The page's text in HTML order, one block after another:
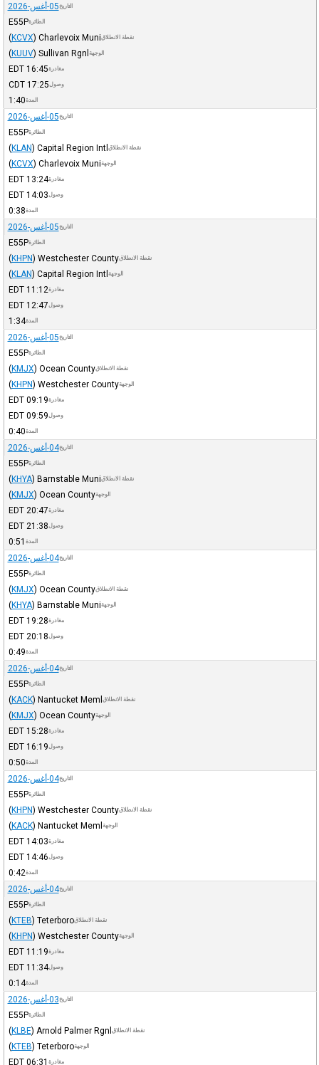
التاريخ05-أغس-2026
الطائرةE55P
نقطة الانطلاقCharlevoix Muni
(KCVX)
الوجهة Sullivan Rgnl
(KUUV)
مغادرة16:45
EDT
وصول 17:25
CDT
المدة1:40
التاريخ05-أغس-2026
الطائرةE55P
نقطة الانطلاق Capital Region Intl
(KLAN)
الوجهةCharlevoix Muni
(KCVX)
مغادرة13:24
EDT
وصول 14:03
EDT
المدة0:38
التاريخ05-أغس-2026
الطائرةE55P
نقطة الانطلاقWestchester County
(KHPN)
الوجهة Capital Region Intl
(KLAN)
مغادرة11:12
EDT
وصول 12:47
EDT
المدة1:34
التاريخ05-أغس-2026
الطائرةE55P
نقطة الانطلاقOcean County
(KMJX)
الوجهةWestchester County
(KHPN)
مغادرة09:19
EDT
وصول 09:59
EDT
المدة0:40
التاريخ04-أغس-2026
الطائرةE55P
نقطة الانطلاقBarnstable Muni
(KHYA)
الوجهةOcean County
(KMJX)
مغادرة20:47
EDT
وصول 21:38
EDT
المدة 0:51
التاريخ04-أغس-2026
الطائرةE55P
نقطة الانطلاقOcean County
(KMJX)
الوجهةBarnstable Muni
(KHYA)
مغادرة19:28
EDT
وصول 20:18
EDT
المدة0:49
التاريخ04-أغس-2026
الطائرةE55P
نقطة الانطلاق Nantucket Meml
(KACK)
الوجهةOcean County
(KMJX)
مغادرة15:28
EDT
وصول 16:19
EDT
المدة0:50
التاريخ04-أغس-2026
الطائرةE55P
نقطة الانطلاقWestchester County
(KHPN)
الوجهة Nantucket Meml
(KACK)
مغادرة14:03
EDT
وصول 14:46
EDT
المدة0:42
التاريخ04-أغس-2026
الطائرةE55P
نقطة الانطلاقTeterboro
(KTEB)
الوجهةWestchester County
(KHPN)
مغادرة11:19
EDT
وصول11:34
EDT
المدة0:14
التاريخ03-أغس-2026
الطائرةE55P
نقطة الانطلاق Arnold Palmer Rgnl
(KLBE)
الوجهةTeterboro
(KTEB)
مغادرة 06:31
EDT